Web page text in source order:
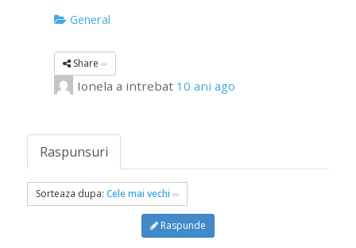
General
Share
Ionela a intrebat 10 ani ago
Raspunsuri
Sorteaza dupa: Cele mai vechi
Raspunde